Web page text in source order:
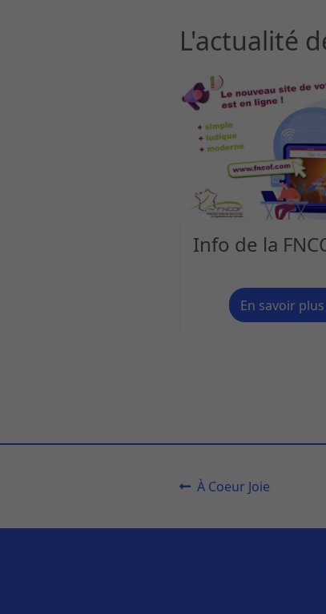
L'actualité
Info de la
En savoir plus
À Coeur Joie